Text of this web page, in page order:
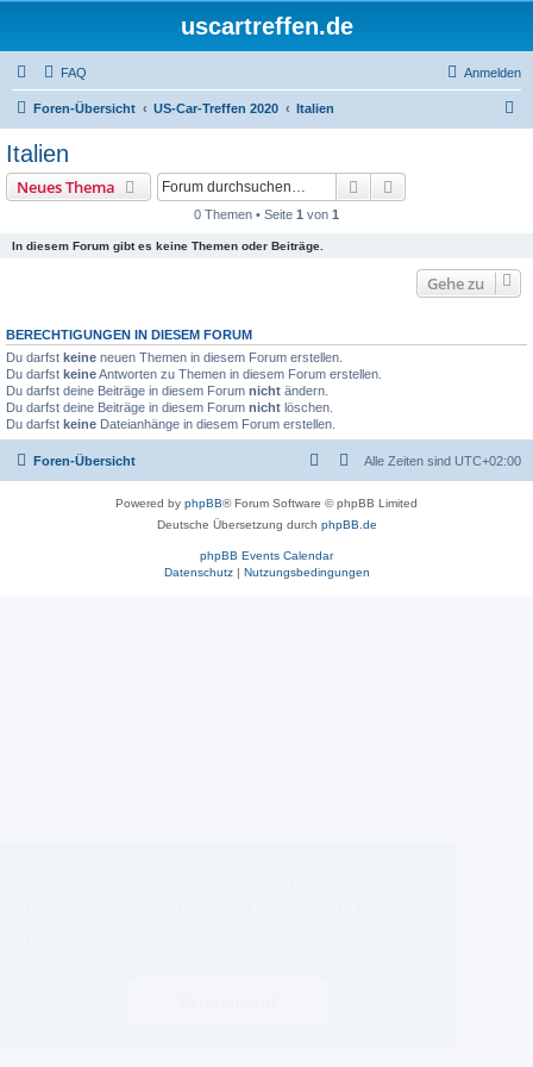
uscartreffen.de
FAQ Anmelden
Foren-Übersicht US-Car-Treffen 2020 Italien
Italien
Neues Thema Suche
0 Themen • Seite 1 von 1
In diesem Forum gibt es keine Themen oder Beiträge.
Gehe zu
BERECHTIGUNGEN IN DIESEM FORUM
Du darfst keine neuen Themen in diesem Forum erstellen.
Du darfst keineAntworten zu Themen in diesem Forum erstellen.
Du darfst deine Beiträge in diesem Forum nicht ändern.
Du darfst deine Beiträge in diesem Forum nicht löschen.
Du darfst keine Dateianhänge in diesem Forum erstellen.
Foren-Übersicht Alle Zeiten sind UTC+02:00
Powered by phpBB® Forum Software © phpBB Limited
Deutsche Übersetzung durch phpBB.de
phpBB Events Calendar
Datenschutz| Nutzungsbedingungen